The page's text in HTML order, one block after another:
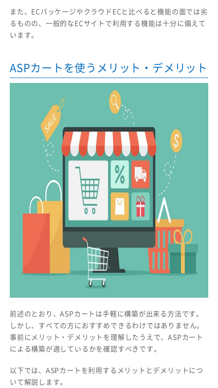
また、ECパッケージやクラウドECと比べると機能の面では劣
るものの、一般的なECサイトで利用する機能は十分に備えて
います。
ASPカートを使うメリット・デメリット
前述のとおり、ASPカートは手軽に構築が出来る方法です。
しかし、すべての方におすすめできるわけではありません。
事前にメリット・デメリットを理解したうえで、ASPカート
による構築が適しているかを確認すべきです。
以下では、ASPカートを利用するメリットとデメリットにつ
いて解説します。